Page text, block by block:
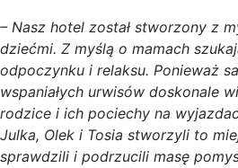
– Nasz hotel został stworzony z
dziećmi. Z myślą o mamach
odpoczynku i relaksu. Ponieważ
wspaniałych urwisów doskonale
rodzice i ich pociechy na
Julka, Olek i Tosia stworzyli to
sprawdzili i podrzucili masę